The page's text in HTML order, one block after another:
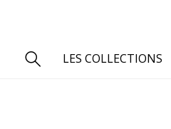
LES COLLECTIONS